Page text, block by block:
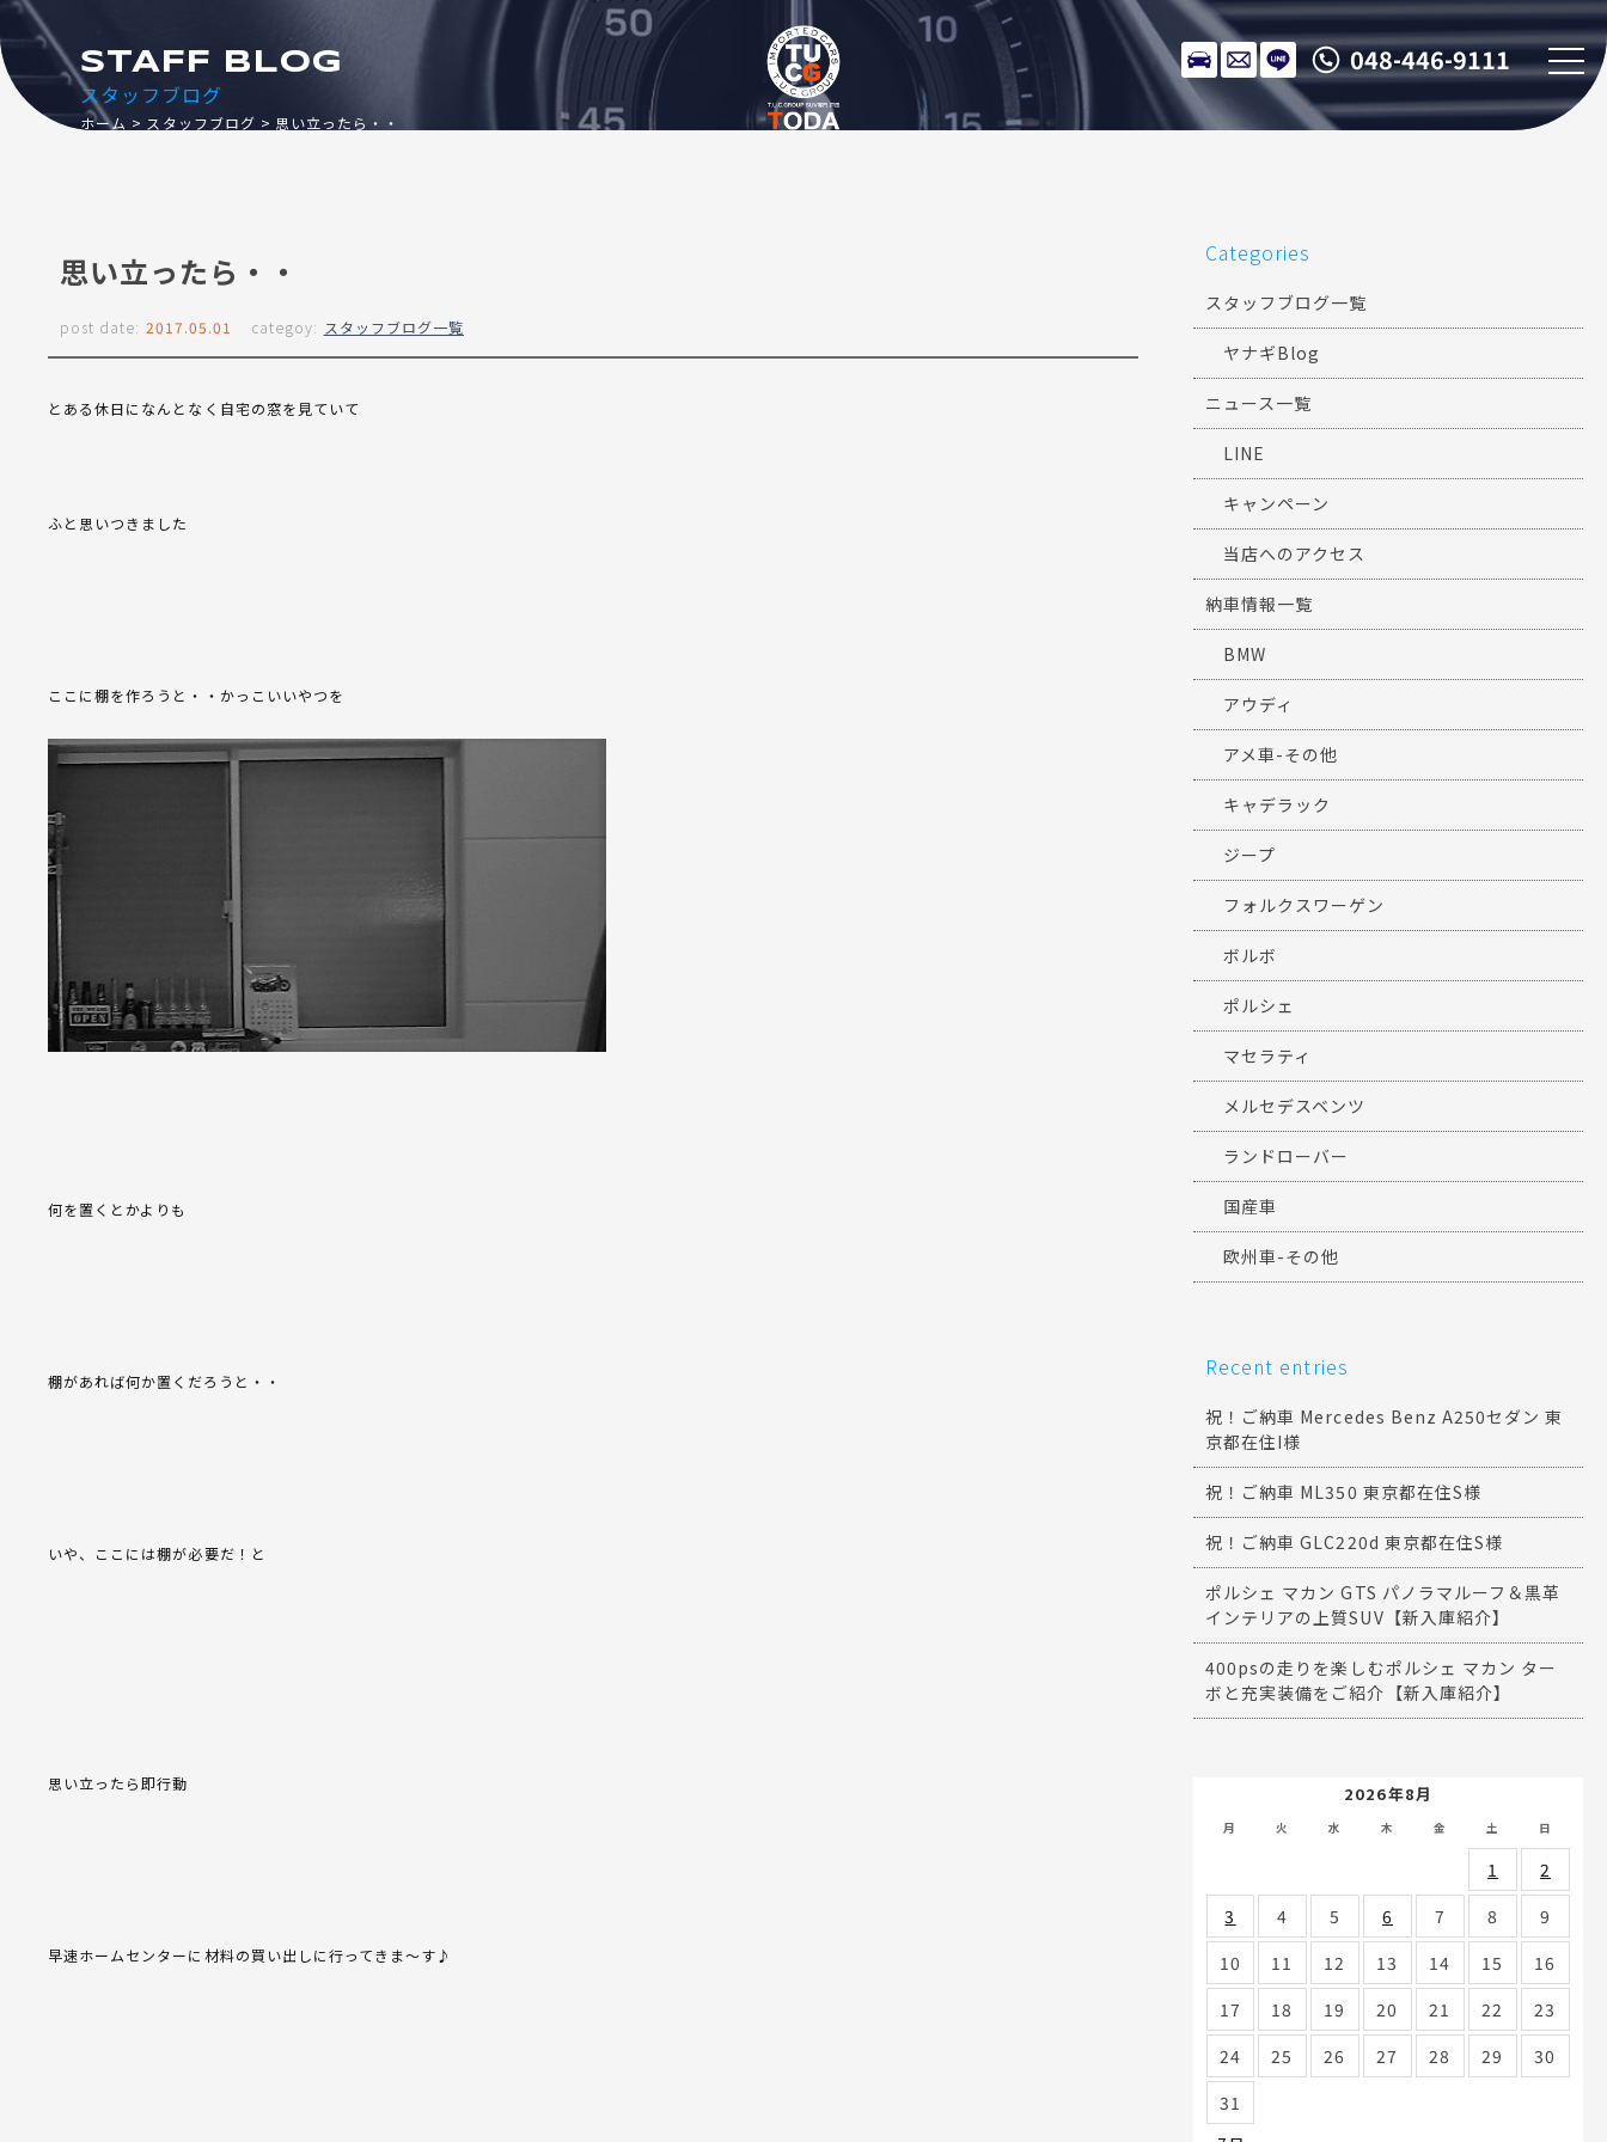
048-446-9111
スタッフブログ
STAFF BLOG
ホーム スタッフブログ 思い立ったら・・
思い立ったら・・
post date: 2017.05.01 categoy: スタッフブログ一覧
とある休日になんとなく自宅の窓を見ていて
ふと思いつきました
ここに棚を作ろうと・・かっこいいやつを
何を置くとかよりも
棚があれば何か置くだろうと・・
いや、ここには棚が必要だ！と
思い立ったら即行動
早速ホームセンターに材料の買い出しに行ってきま～す♪
Categories
スタッフブログ一覧
ヤナギBlog
ニュース一覧
LINE
キャンペーン
当店へのアクセス
納車情報一覧
BMW
アウディ
アメ車-その他
キャデラック
ジープ
フォルクスワーゲン
ボルボ
ポルシェ
マセラティ
メルセデスベンツ
ランドローバー
国産車
欧州車-その他
Recent entries
祝！ご納車 Mercedes Benz A250セダン 東
京都在住I様
祝！ご納車 ML350 東京都在住S様
祝！ご納車 GLC220d 東京都在住S様
ポルシェ マカン GTS パノラマルーフ＆黒革
インテリアの上質SUV【新入庫紹介】
400psの走りを楽しむポルシェ マカン ター
ボと充実装備をご紹介【新入庫紹介】
2026年8月
月 火 水 木 金 土 日
1
2
3
4 5 6 7 8
9
10
11 12 13 14 15
16
17
18 19 20 21 22
23
24
25 26 27 28 29
30
31